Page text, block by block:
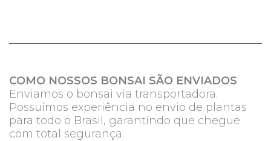
COMO NOSSOS BONSAI SÃO ENVIADOS
Enviamos o bonsai via transportadora.
Possuímos experiência no envio de plantas
para todo o Brasil, garantindo que chegue
com total segurança: